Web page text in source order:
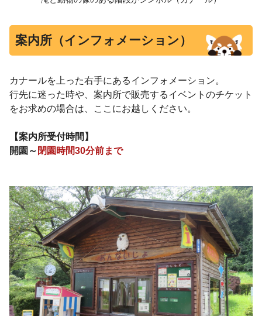
案内所（インフォメーション）
カナールを上った右手にあるインフォメーション。
行先に迷った時や、案内所で販売するイベントのチケット
をお求めの場合は、ここにお越しください。
【案内所受付時間】
開園～ 閉園時間30分前まで